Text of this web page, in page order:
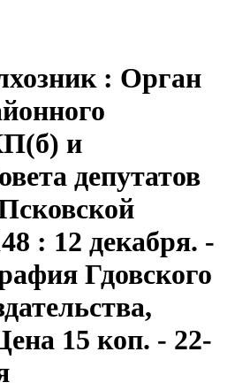
: Орган
и
депутатов
: 12 декабря. -
Гдовского
15 коп. - 22-